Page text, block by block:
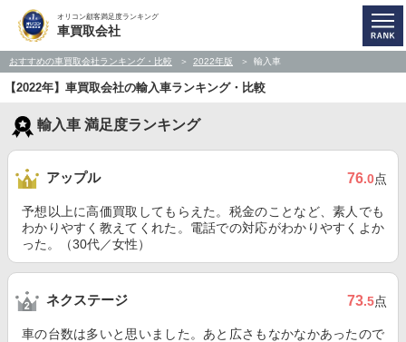
オリコン顧客満足度ランキング
車買取会社
おすすめの車買取会社ランキング・比較 2022年版 輸入車
【2022年】車買取会社の輸入車ランキング・比較
輸入車 満足度ランキング
アップル 76.0点
予想以上に高価買取してもらえた。税金のことなど、素人でも
わかりやすく教えてくれた。電話での対応がわかりやすくよか
った。（30代／女性）
ネクステージ 73.5点
車の台数は多いと思いました。あと広さもなかなかあったので